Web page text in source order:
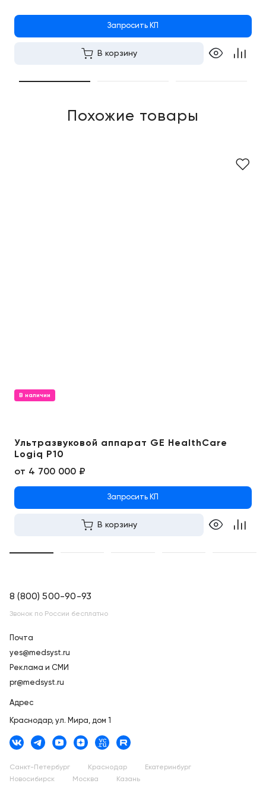
Запросить КП
В корзину
Похожие товары
В наличии
Ультразвуковой аппарат GE HealthCare
Logiq P10
от 4 700 000 ₽
Запросить КП
В корзину
8 (800) 500-90-93
Звонок по России бесплатно
Почта
yes@medsyst.ru
Реклама и СМИ
pr@medsyst.ru
Адрес
Краснодар, ул. Мира, дом 1
Санкт-Петербург Краснодар
Екатеринбург
Новосибирск
Москва Казань